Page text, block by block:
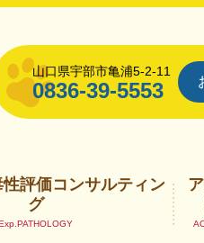
山口県宇部市亀浦5-2-11
0836-39-5553
評価コンサルティン
グ